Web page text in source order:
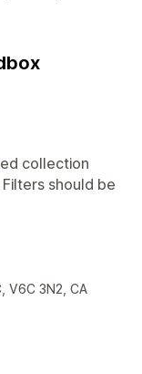
collection
should be
V6C 3N2, CA